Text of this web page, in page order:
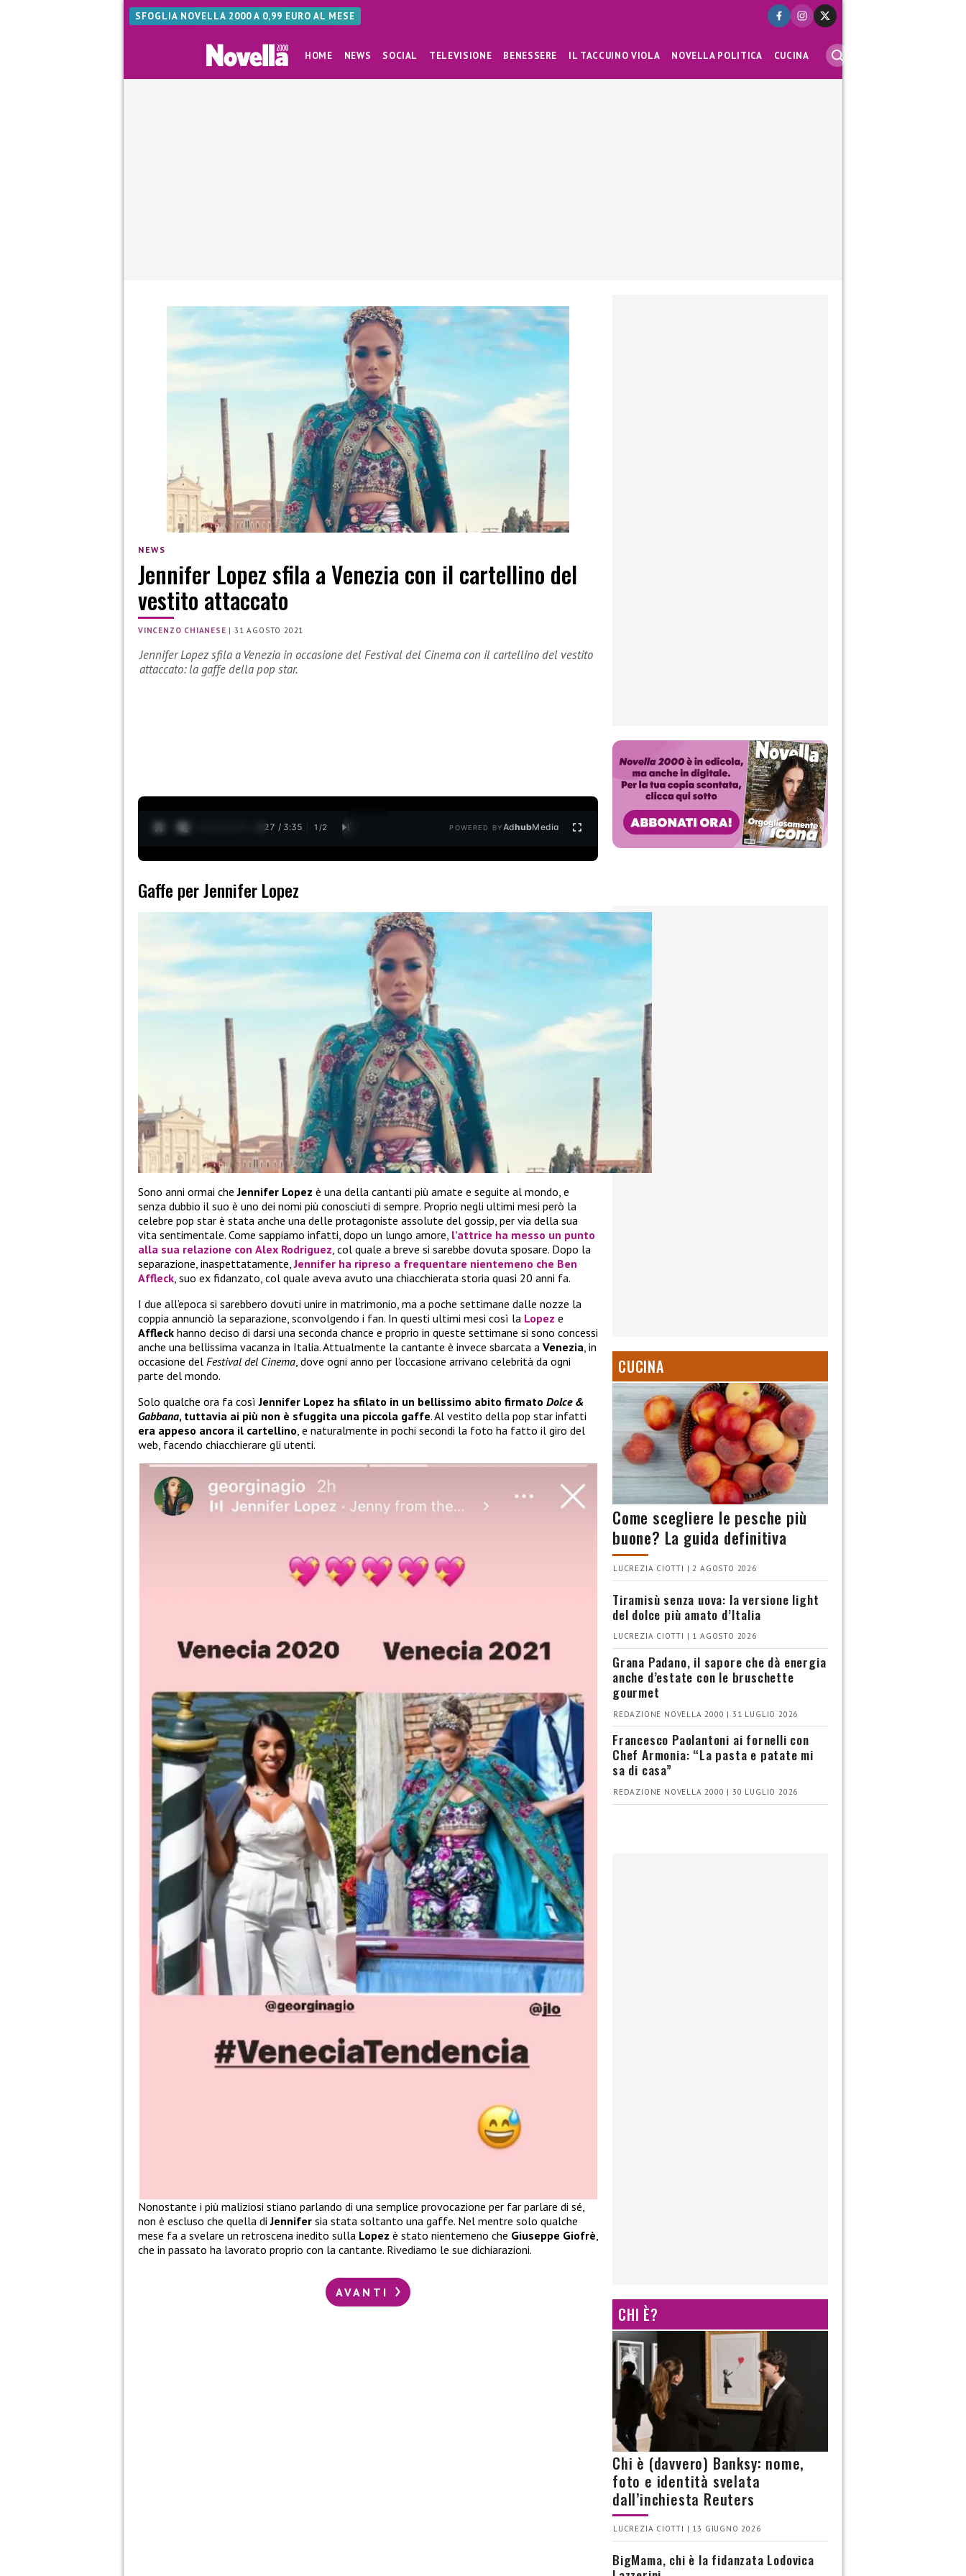
SFOGLIA NOVELLA 2000 A 0,99 EURO AL MESE
HOME NEWS SOCIAL TELEVISIONE BENESSERE IL TACCUINO VIOLA NOVELLA POLITICA CUCINA
NEWS
Jennifer Lopez sfila a Venezia con il cartellino del
vestito attaccato
VINCENZO CHIANESE |31 AGOSTO 2021
Jennifer Lopez sfila a Venezia in occasione del Festival del Cinema con il cartellino del vestito
attaccato: la gaffe della pop star.
0:28 / 3:35 1 /2 POWERED BYAdhubMedia
Gaffe per Jennifer Lopez
Sono anni ormai cheJennifer Lopez è una della cantanti più amate e seguite al mondo, e
senza dubbio il suo è uno dei nomi più conosciuti di sempre. Proprio negli ultimi mesi però la
celebre pop star è stata anche una delle protagoniste assolute del gossip, per via della sua
vita sentimentale. Come sappiamo infatti, dopo un lungo amore, l’attrice ha messo un punto
alla sua relazione con Alex Rodriguez, col quale a breve si sarebbe dovuta sposare. Dopo la
separazione, inaspettatamente,Jennifer ha ripreso a frequentare nientemeno che Ben
Affleck, suo ex fidanzato, col quale aveva avuto una chiacchierata storia quasi 20 anni fa.
I due all’epoca si sarebbero dovuti unire in matrimonio, ma a poche settimane dalle nozze la
coppia annunciò la separazione, sconvolgendo i fan. In questi ultimi mesi così la Lopez e
Affleck hanno deciso di darsi una seconda chance e proprio in queste settimane si sono concessi
anche una bellissima vacanza in Italia. Attualmente la cantante è invece sbarcata a Venezia, in
occasione del Festival del Cinema, dove ogni anno per l’occasione arrivano celebrità da ogni
parte del mondo.
Solo qualche ora fa cosìJennifer Lopez ha sfilato in un bellissimo abito firmato Dolce &
Gabbana, tuttavia ai più non è sfuggita una piccola gaffe. Al vestito della pop star infatti
era appeso ancora il cartellino, e naturalmente in pochi secondi la foto ha fatto il giro del
web, facendo chiacchierare gli utenti.
Nonostante i più maliziosi stiano parlando di una semplice provocazione per far parlare di sé,
non è escluso che quella diJennifer sia stata soltanto una gaffe. Nel mentre solo qualche
mese fa a svelare un retroscena inedito sulla Lopez è stato nientemeno che Giuseppe Giofrè,
che in passato ha lavorato proprio con la cantante. Rivediamo le sue dichiarazioni.
AVANTI
CUCINA
Come scegliere le pesche più
buone? La guida definitiva
LUCREZIA CIOTTI | 2 AGOSTO 2026
Tiramisù senza uova: la versione light
del dolce più amato d’Italia
LUCREZIA CIOTTI | 1 AGOSTO 2026
Grana Padano, il sapore che dà energia
anche d’estate con le bruschette
gourmet
REDAZIONE NOVELLA 2000 | 31 LUGLIO 2026
Francesco Paolantoni ai fornelli con
Chef Armonia: “La pasta e patate mi
sa di casa”
REDAZIONE NOVELLA 2000 | 30 LUGLIO 2026
CHI È?
Chi è (davvero) Banksy: nome,
foto e identità svelata
dall’inchiesta Reuters
LUCREZIA CIOTTI | 13 GIUGNO 2026
BigMama, chi è la fidanzata Lodovica